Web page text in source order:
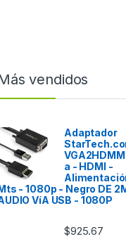
vendidos
Adaptador
a - HDMI -
- 1080p - Negro DE
VíA USB - 1080P
$925.67